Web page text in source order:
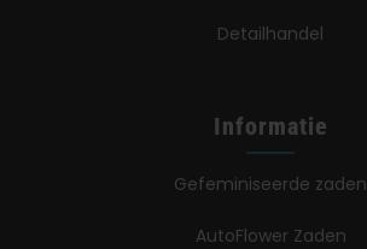
Detailhandel
Informatie
Gefeminiseerde zaden
AutoFlower Zaden